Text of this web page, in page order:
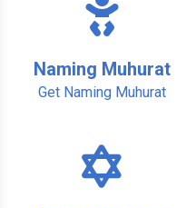
Naming Muhurat
Get Naming Muhurat